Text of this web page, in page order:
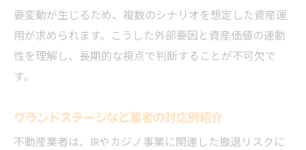
要変動が生じるため、複数のシナリオを想定した資産運
用が求められます。こうした外部要因と資産価値の連動
性を理解し、長期的な視点で判断することが不可欠で
す。
グランドステージなど業者の対応例紹介
不動産業者は、IRやカジノ事業に関連した撤退リスクに